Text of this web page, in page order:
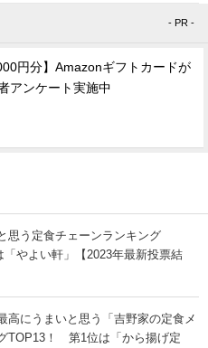
- PR -
円分】Amazonギフトカードが
アンケート実施中
思う定食チェーンランキング
やよい軒」【2023年最新投票結
高にうまいと思う「吉野家の定食メ
TOP13！ 第1位は「から揚げ定